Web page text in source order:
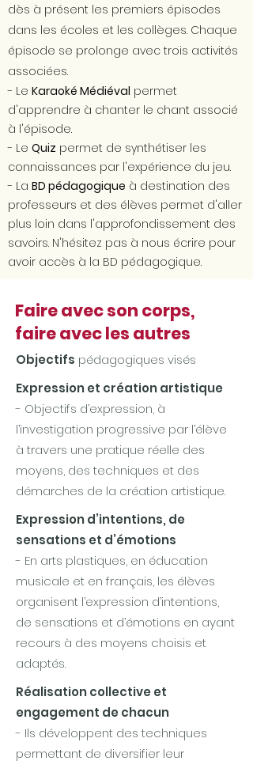
dès à présent les premiers épisodes
dans les écoles et les collèges. Chaque
épisode se prolonge avec trois activités
associées.
- Le Karaoké Médiéval permet
d'apprendre à chanter le chant associé
à l'épisode.
- Le Quiz permet de synthétiser les
connaissances par l'expérience du jeu.
- La BD pédagogique à destination des
professeurs et des élèves permet d'aller
plus loin dans l'approfondissement des
savoirs. N'hésitez pas à nous écrire pour
avoir accès à la BD pédagogique.
Faire avec son corps,
faire avec les autres
Objectifs pédagogiques visés
Expression et création artistique
- Objectifs d’expression, à
l’investigation progressive par l’élève
à travers une pratique réelle des
moyens, des techniques et des
démarches de la création artistique.
Expression d’intentions, de
sensations et d’émotions
- En arts plastiques, en éducation
musicale et en français, les élèves
organisent l’expression d’intentions,
de sensations et d’émotions en ayant
recours à des moyens choisis et
adaptés.
Réalisation collective et
engagement de chacun
- Ils développent des techniques
permettant de diversifier leur